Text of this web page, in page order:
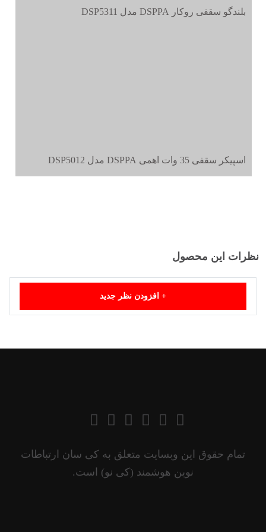
بلندگو سقفی روکار DSPPA مدل DSP5311
اسپیکر سقفی 35 وات اهمی DSPPA مدل DSP5012
نظرات این محصول
+ افزودن نظر جدید
تمام حقوق این وبسایت متعلق به کی سان ارتباطات
نوین هوشمند (کی نو) است.